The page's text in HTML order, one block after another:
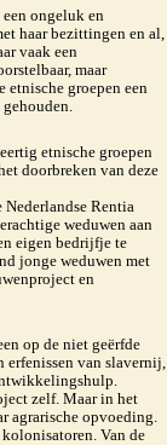
ongeluk en
haar bezittingen en al,
vaak een
maar
etnische groepen een
etnische groepen
doorbreken van deze
Rentia
weduwen aan
eigen bedrijfje te
jonge weduwen met
en
op de niet geërfde
erfenissen van slavernij,
zelf. Maar in het
agrarische opvoeding.
Van de